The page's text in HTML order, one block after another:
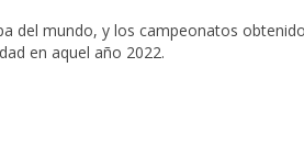
del mundo, y los campeonatos
en aquel año 2022.